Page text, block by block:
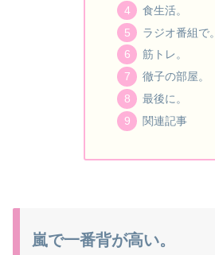
食生活。
ラジオ番組で。
筋トレ。
徹子の部屋。
最後に。
関連記事
嵐で一番背が高い。